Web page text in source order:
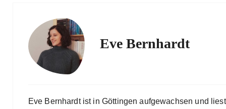
Eve Bernhardt
Eve Bernhardt ist in Göttingen aufgewachsen und